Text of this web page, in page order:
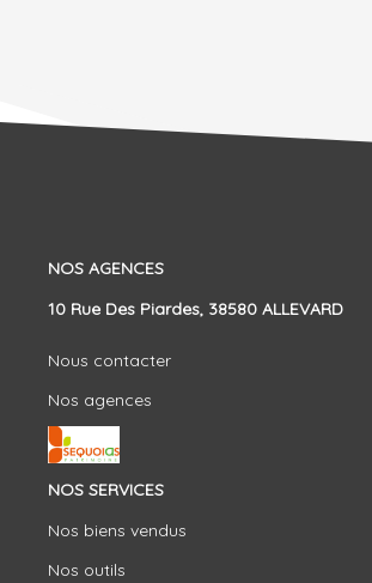
NOS AGENCES
10 Rue Des Piardes, 38580 ALLEVARD
Nous contacter
Nos agences
NOS SERVICES
Nos biens vendus
Nos outils